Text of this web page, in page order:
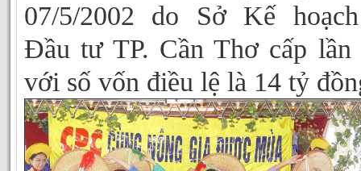
07/5/2002 do Sở Kế
Đầu tư TP. Cần Thơ cấp lần
với số vốn điều lệ là 14 tỷ